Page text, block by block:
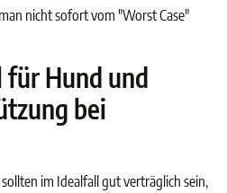
nicht sofort vom "Worst Case"
Hund und
bei
im Idealfall gut verträglich sein,